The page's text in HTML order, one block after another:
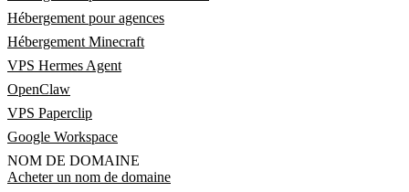
Hébergement pour agences
Hébergement Minecraft
VPS Hermes Agent
OpenClaw
VPS Paperclip
Google Workspace
NOM DE DOMAINE
Acheter un nom de domaine